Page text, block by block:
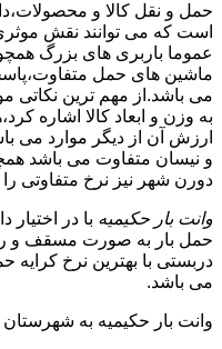
حمل و نقل کالا و
است که می توانند نقش
عموما باربری های بزرگ
ماشین های حمل
می باشد.از مهم ترین نکاتی
به وزن و ابعاد کالا اشاره
ارزش آن از دیگر موارد می
و نیسان متفاوت می باشد
دورن شهر نیز نرخ متفاوتی را
وانت بار حکیمیه با در
حمل بار به صورت مسقف و رو
دربستی با بهترین نرخ
می باشد.
وانت بار حکیمیه به شهرستان